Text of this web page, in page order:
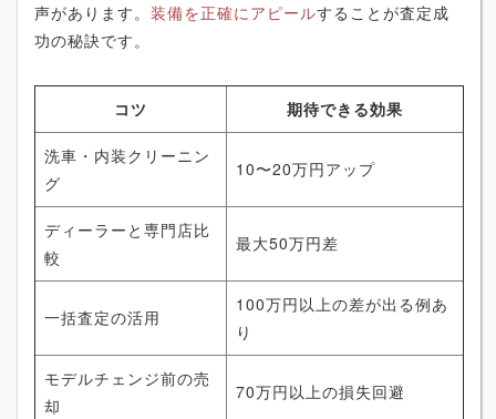
声があります。 装備を正確にアピールすることが査定成
功の秘訣です。
コツ 期待できる効果
洗車・内装クリーニン
グ
10〜20万円アップ
ディーラーと専門店比
較
最大50万円差
一括査定の活用
100万円以上の差が出る例あ
り
モデルチェンジ前の売
却
70万円以上の損失回避